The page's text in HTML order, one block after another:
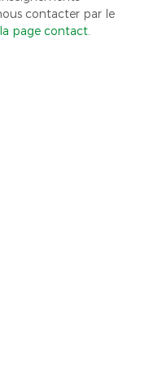
contacter par le
la page contact.